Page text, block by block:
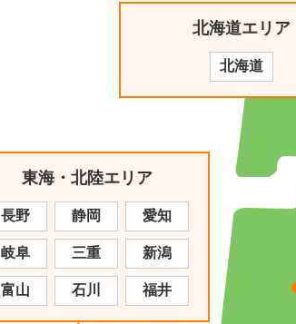
北海道エリア
北海道
東海・北陸エリア
長野 静岡 愛知
岐阜 三重 新潟
富山 石川 福井